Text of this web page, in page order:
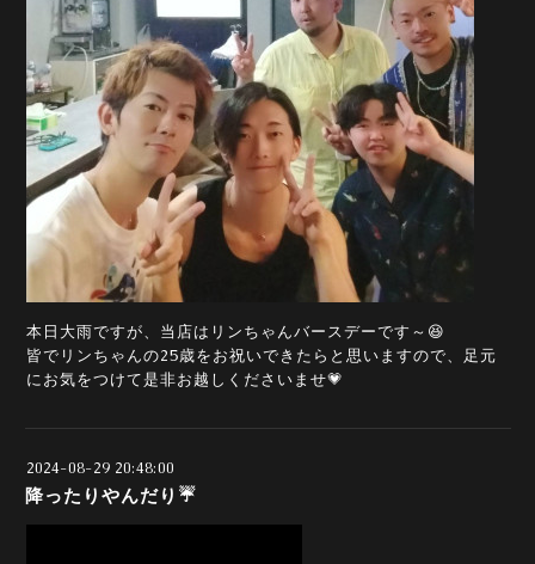
本日大雨ですが、当店はリンちゃんバースデーです～😆
皆でリンちゃんの25歳をお祝いできたらと思いますので、足元
にお気をつけて是非お越しくださいませ💗
2024-08-29 20:48:00
降ったりやんだり☔